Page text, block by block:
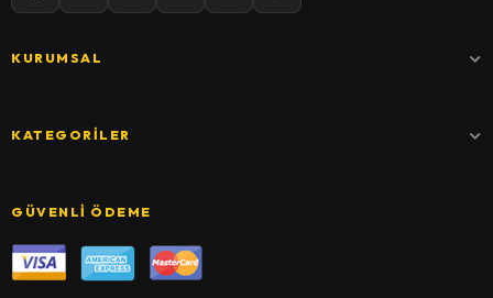
KURUMSAL
KATEGORILER
GÜVENLI ÖDEME